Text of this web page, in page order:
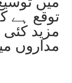
توقع ہے
مزید
مداروں